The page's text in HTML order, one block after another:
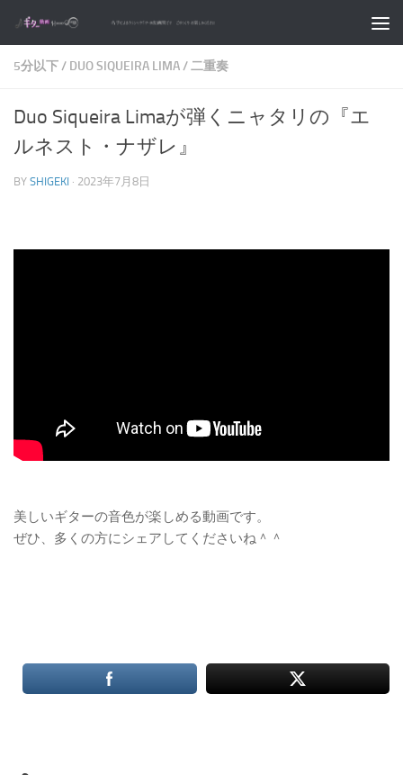
コンテンツへスキップ
5分以下/ DUO SIQUEIRA LIMA/二重奏
Duo Siqueira Limaが弾くニャタリの『エ
ルネスト・ナザレ』
BY SHIGEKI · 2023年7月8日
美しいギターの音色が楽しめる動画です。
ぜひ、多くの方にシェアしてくださいね＾＾